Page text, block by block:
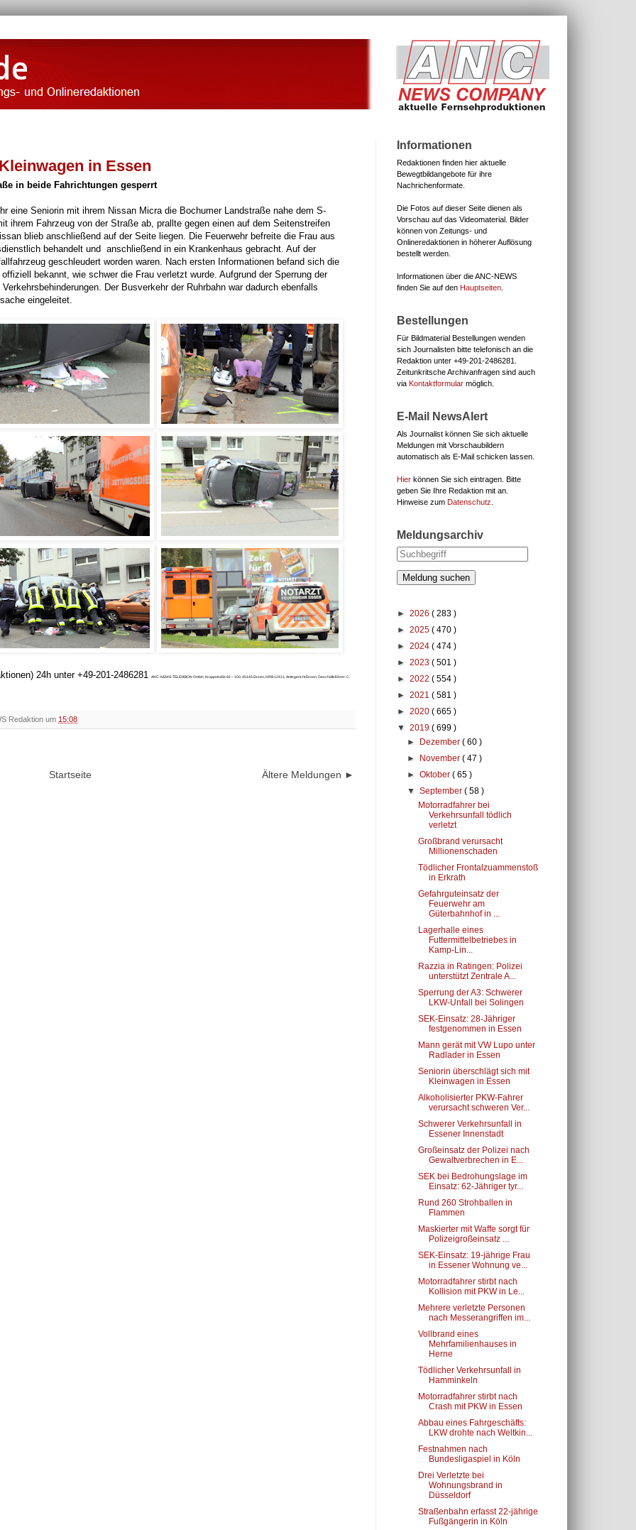
in Essen
in beide Fahrichtungen gesperrt
eine Seniorin mit ihrem Nissan Micra die Bochumer Landstraße nahe dem S-
ihrem Fahrzeug von der Straße ab, prallte gegen einen auf dem Seitenstreifen
blieb anschließend auf der Seite liegen. Die Feuerwehr befreite die Frau aus
behandelt und anschließend in ein Krankenhaus gebracht. Auf der
geschleudert worden waren. Nach ersten Informationen befand sich die
bekannt, wie schwer die Frau verletzt wurde. Aufgrund der Sperrung der
Der Busverkehr der Ruhrbahn war dadurch ebenfalls
eingeleitet.
24h unter +49-201-2486281 ANC-NEWS-TELEVISION GmbH, Kruppstraße 82 – 100, 45145 Essen, HRB 12411, Amtsgericht Essen, Geschäftsführer: C.
Redaktion um 15:08
Ältere Meldungen ►
Startseite
Informationen
Redaktionen finden hier aktuelle
Bewegtbildangebote für ihre
Nachrichenformate.
Die Fotos auf dieser Seite dienen als
Vorschau auf das Videomaterial. Bilder
können von Zeitungs- und
Onlineredaktionen in höherer Auflösung
bestellt werden.
Informationen über die ANC-NEWS
finden Sie auf den Hauptseiten
Bestellungen
Für Bildmaterial Bestellungen wenden
sich Journalisten bitte telefonisch an die
Redaktion unter +49-201-2486281.
Zeitunkritsche Archivanfragen sind auch
via Kontaktformular möglich.
E-Mail NewsAlert
Als Journalist können Sie sich aktuelle
Meldungen mit Vorschaubildern
automatisch als E-Mail schicken lassen.
Hier können Sie sich eintragen. Bitte
geben Sie Ihre Redaktion mit an.
Hinweise zum Datenschutz
Meldungsarchiv
Meldung suchen
► 2026 ( 283 )
► 2025 ( 470 )
► 2024 ( 474 )
► 2023 ( 501 )
► 2022 ( 554 )
► 2021 ( 581 )
► 2020 ( 665 )
▼ 2019 ( 699 )
►
Dezember( 60 )
►
November( 47 )
►Oktober( 65 )
▼September( 58 )
Motorradfahrer bei
Verkehrsunfall tödlich
verletzt
Großbrand verursacht
Millionenschaden
Tödlicher Frontalzuammenstoß
in Erkrath
Gefahrguteinsatz der
Feuerwehr am
Güterbahnhof in ...
Lagerhalle eines
Futtermittelbetriebes in
Kamp-Lin...
Razzia in Ratingen: Polizei
unterstützt Zentrale A...
Sperrung der A3: Schwerer
LKW-Unfall bei Solingen
SEK-Einsatz: 28-Jähriger
festgenommen in Essen
Mann gerät mit VW Lupo unter
Radlader in Essen
Seniorin überschlägt sich mit
Kleinwagen in Essen
Alkoholisierter PKW-Fahrer
verursacht schweren Ver...
Schwerer Verkehrsunfall in
Essener Innenstadt
Großeinsatz der Polizei nach
Gewaltverbrechen in E...
SEK bei Bedrohungslage im
Einsatz: 62-Jähriger tyr...
Rund 260 Strohballen in
Flammen
Maskierter mit Waffe sorgt für
Polizeigroßeinsatz ...
SEK-Einsatz: 19-jährige Frau
in Essener Wohnung ve...
Motorradfahrer stirbt nach
Kollision mit PKW in Le...
Mehrere verletzte Personen
nach Messerangriffen im...
Vollbrand eines
Mehrfamilienhauses in
Herne
Tödlicher Verkehrsunfall in
Hamminkeln
Motorradfahrer stirbt nach
Crash mit PKW in Essen
Abbau eines Fahrgeschäfts:
LKW drohte nach Weltkin...
Festnahmen nach
Bundesligaspiel in Köln
Drei Verletzte bei
Wohnungsbrand in
Düsseldorf
Straßenbahn erfasst 22-jährige
Fußgängerin in Köln